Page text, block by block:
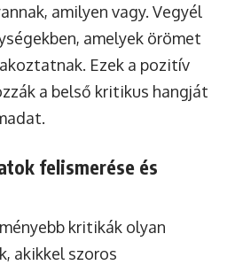
amilyen vagy. Vegyél
amelyek örömet
Ezek a pozitív
a belső kritikus hangját
felismerése és
kritikák olyan
akikkel szoros